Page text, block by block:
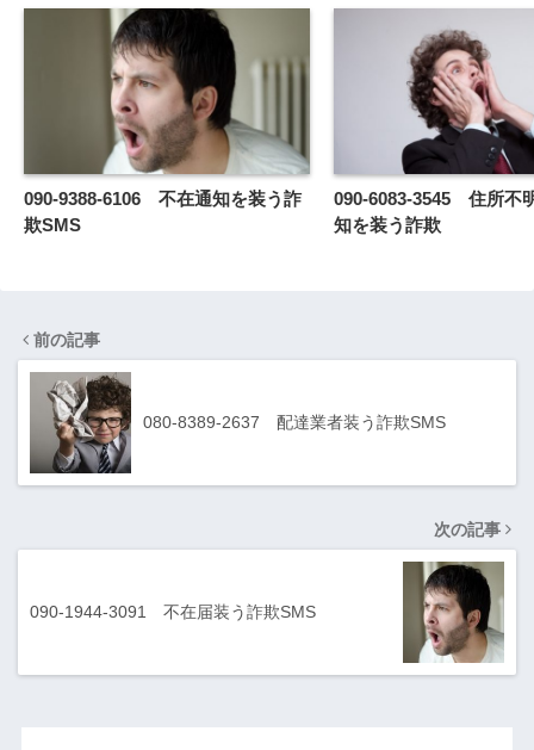
090-9388-6106 不在通知を装う詐
欺SMS
090-6083-3545 住所不
知を装う詐欺
前の記事
080-8389-2637 配達業者装う詐欺SMS
次の記事
090-1944-3091 不在届装う詐欺SMS